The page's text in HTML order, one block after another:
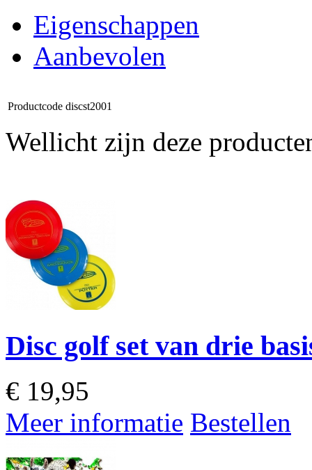
Eigenschappen
Aanbevolen
Productcode discst2001
Wellicht zijn deze
Disc golf set van drie
€ 19,95
Meer informatie Bestellen